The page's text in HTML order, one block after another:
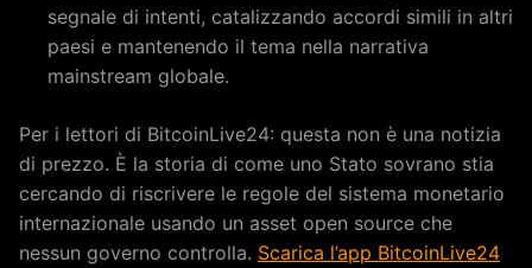
segnale di intenti, catalizzando accordi simili in altri
paesi e mantenendo il tema nella narrativa
mainstream globale.
Per i lettori di BitcoinLive24: questa non è una notizia
di prezzo. È la storia di come uno Stato sovrano stia
cercando di riscrivere le regole del sistema monetario
internazionale usando un asset open source che
nessun governo controlla. Scarica l’app BitcoinLive24